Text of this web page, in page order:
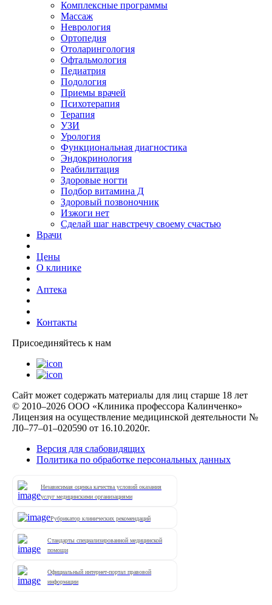
Комплексные программы
Массаж
Неврология
Ортопедия
Отоларингология
Офтальмология
Педиатрия
Подология
Приемы врачей
Психотерапия
Терапия
УЗИ
Урология
Функциональная диагностика
Эндокринология
Реабилитация
Здоровые ногти
Подбор витамина Д
Здоровый позвоночник
Изжоги нет
Сделай шаг навстречу своему счастью
Врачи
Цены
О клинике
Аптека
Контакты
Присоединяйтесь к нам
Сайт может содержать материалы для лиц старше 18 лет
© 2010–2026 ООО «Клиника профессора Калинченко»
Лицензия на осуществление медицинской деятельности №
Л0–77–01–020590 от 16.10.2020г.
Версия для слабовидящих
Политика по обработке персональных данных
Независимая оценка качества условий оказания
услуг медицинскими организациями
Рубрикатор клинических рекомендаций
Стандарты специализированной медицинской
помощи
Официальный интернет-портал правовой
информации